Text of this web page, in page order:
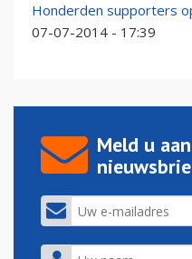
Honderden supporters
07-07-2014 - 17:39
Meld u